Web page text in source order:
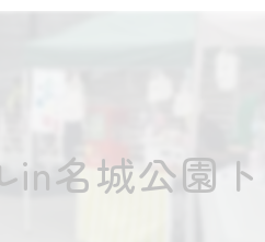
B型in名城公園